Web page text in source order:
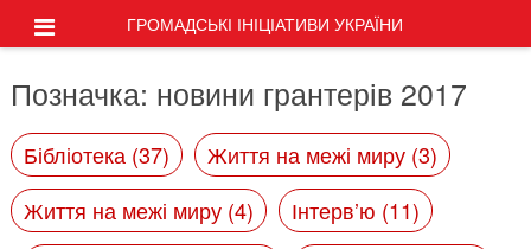
ГРОМАДСЬКІ ІНІЦІАТИВИ УКРАЇНИ
Позначка: новини грантерів 2017
Бібліотека (37)
Життя на межі миру (3)
Життя на межі миру (4)
Інтерв’ю (11)